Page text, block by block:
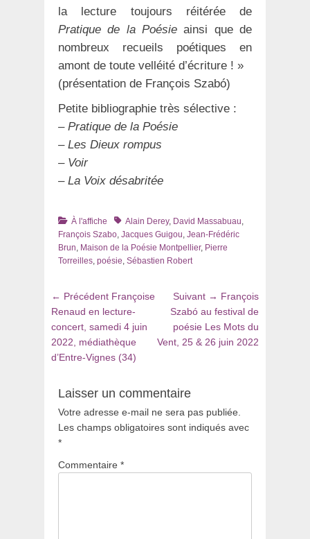
la lecture toujours réitérée de
Pratique de la Poésieainsi que de
nombreux recueils poétiques en
amont de toute velléité d’écriture ! »
(présentation de François Szabó)
Petite bibliographie très sélective :
– Pratique de la Poésie
– Les Dieux rompus
– Voir
– La Voix désabritée
Catégories
À l'affiche TagsAlain Derey, David Massabuau
François Szabo Jacques Guigou Jean-Frédéric
Brun Maison de la Poésie Montpellier, Pierre
Torreilles poésie Sébastien Robert
Navigation
de
l’article
← Précédent Article
précédent
:
Françoise
Renaud en lecture-
concert, samedi 4 juin
2022, médiathèque
d’Entre-Vignes (34)
Suivant → Article
suivant
:
François
Szabó au festival de
poésie Les Mots du
Vent, 25 & 26 juin 2022
Laisser un commentaire
Votre adresse e-mail ne sera pas publiée.
Les champs obligatoires sont indiqués avec
*
Commentaire *